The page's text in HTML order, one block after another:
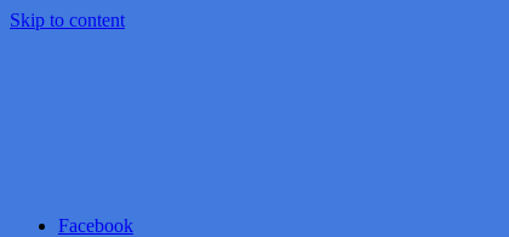
Skip to content
Facebook